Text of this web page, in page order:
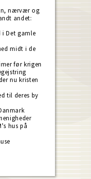
nærvær og
andet:
i Det gamle
midt i de
før krigen
nu kristen
til deres by
hus på